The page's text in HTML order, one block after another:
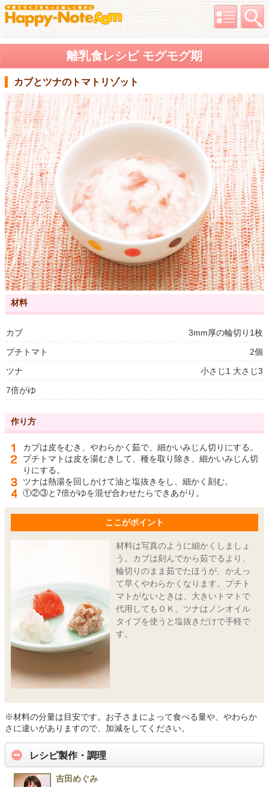
離乳食レシピ モグモグ期
カブとツナのトマトリゾット
材料
カブ
3mm厚の輪切り1枚
プチトマト
2個
ツナ
小さじ1 大さじ3
7倍がゆ
作り方
カブは皮をむき、やわらかく茹で、細かいみじん切りにする。
プチトマトは皮を湯むきして、種を取り除き、細かいみじん切
りにする。
ツナは熱湯を回しかけて油と塩抜きをし、細かく刻む。
①②③と7倍がゆを混ぜ合わせたらできあがり。
ここがポイント
材料は写真のように細かくしましょ
う。カブは刻んでから茹でるより、
輪切りのまま茹でたほうが、かえっ
て早くやわらかくなります。プチト
マトがないときは、大きいトマトで
代用してもＯＫ。ツナはノンオイル
タイプを使うと塩抜きだけで手軽で
す。
※材料の分量は目安です。お子さまによって食べる量や、やわらか
さに違いがありますので、加減をしてください。
レシピ製作・調理
吉田めぐみ